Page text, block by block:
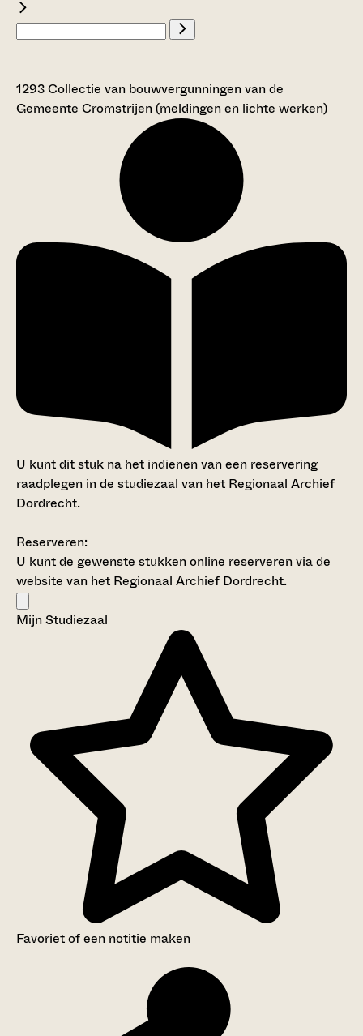
1293 Collectie van bouwvergunningen van de
Gemeente Cromstrijen (meldingen en lichte werken)
U kunt dit stuk na het indienen van een reservering
raadplegen in de studiezaal van het Regionaal Archief
Dordrecht.
Reserveren:
U kunt de gewenste stukkenonline reserveren via de
website van het Regionaal Archief Dordrecht.
Mijn Studiezaal
Favoriet of een notitie maken